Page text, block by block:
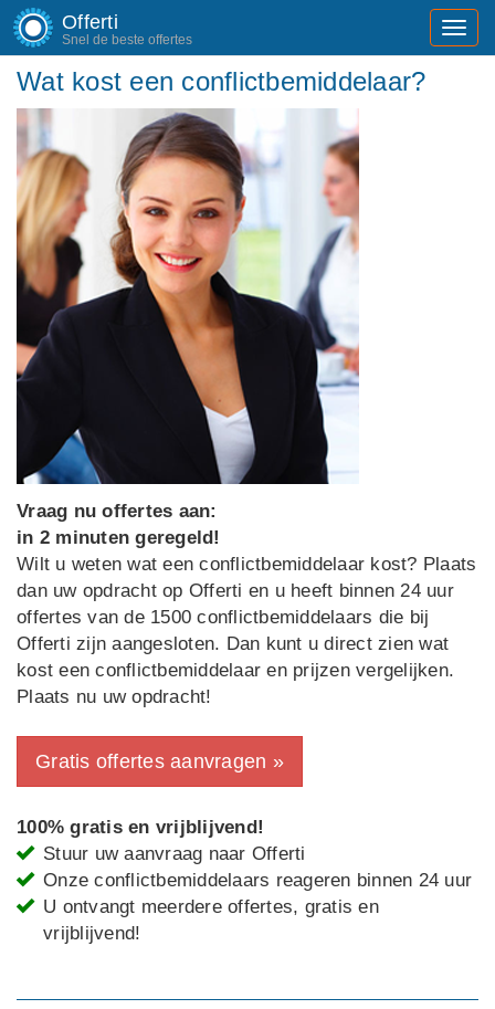
Offerti
Snel de beste offertes
Wat kost een conflictbemiddelaar?
Vraag nu offertes aan:
in 2 minuten geregeld!
Wilt u weten wat een conflictbemiddelaar kost? Plaats
dan uw opdracht op Offerti en u heeft binnen 24 uur
offertes van de 1500 conflictbemiddelaars die bij
Offerti zijn aangesloten. Dan kunt u direct zien wat
kost een conflictbemiddelaar en prijzen vergelijken.
Plaats nu uw opdracht!
Gratis offertes aanvragen »
100% gratis en vrijblijvend!
Stuur uw aanvraag naar Offerti
Onze conflictbemiddelaars reageren binnen 24 uur
U ontvangt meerdere offertes, gratis en
vrijblijvend!